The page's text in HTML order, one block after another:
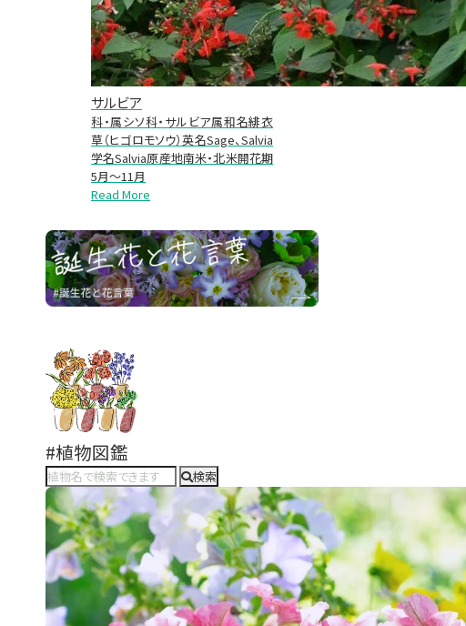
サルビア
科・属シソ科・サルビア属和名緋衣
草（ヒゴロモソウ）英名Sage、Salvia
学名Salvia原産地南米・北米開花期
5月～11月
Read More
#植物図鑑
検索